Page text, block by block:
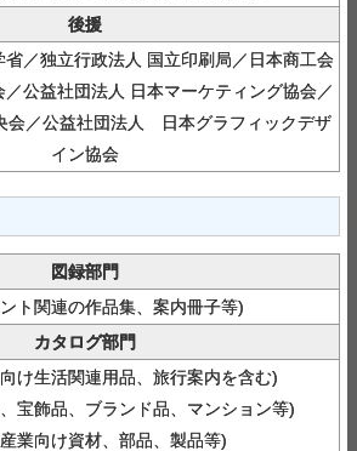
後援
／独立行政法人 国立印刷局／日本商工会
公益社団法人 日本マーケティング協会／
会／公益社団法人 日本グラフィックデザ
イン協会
図録部門
ト関連の作品集、案内冊子等)
カタログ部門
け生活関連用品、旅行案内を含む)
宝飾品、ブランド品、マンション等)
業向け資材、部品、製品等)